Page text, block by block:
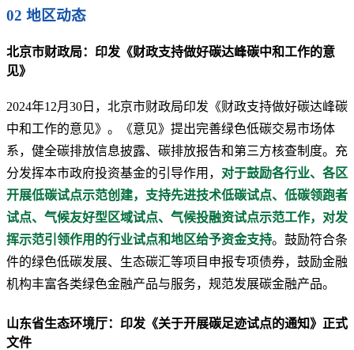
02 地区动态
北京市财政局：印发《财政支持做好碳达峰碳中和工作的意
见》
2024年12月30日，北京市财政局印发《财政支持做好碳达峰碳
中和工作的意见》。《意见》提出完善绿色低碳交易市场体
系，健全碳排放信息披露、碳排放报告和第三方核查制度。充
分发挥本市政府投资基金的引导作用， 对于鼓励各行业、各区
开展低碳试点示范创建，支持先进技术低碳试点、低碳领跑者
试点、气候友好型区域试点、气候投融资试点示范工作，对发
挥示范引领作用的行业试点和地区给予资金支持。鼓励符合条
件的绿色低碳发展、生态碳汇等项目申报专项债券，鼓励金融
机构丰富各类绿色金融产品与服务，规范发展碳金融产品。
山东省生态环境厅：印发《关于开展碳足迹试点的通知》正式
文件